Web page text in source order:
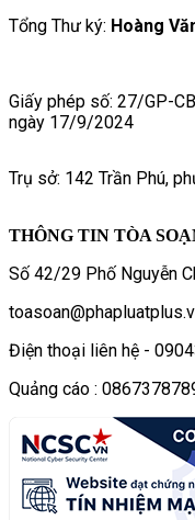
Tổng Thư ký: Hoàng
Giấy phép số: 27/GP-
ngày 17/9/2024
Trụ sở: 142 Trần Phú,
THÔNG TIN TÒA
Số 42/29 Phố Nguyễn
Điện thoại liên hệ -
Quảng cáo :